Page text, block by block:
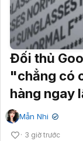
Đối thủ
"chẳng có
hàng ngay
Mẫn Nhi ✔
3 giờ trước